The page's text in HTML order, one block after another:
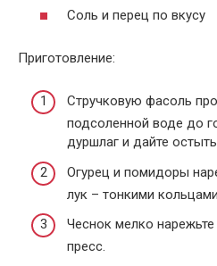
Соль и перец по вкусу
Приготовление:
Стручковую фасоль
подсоленной воде до
дуршлаг и дайте
Огурец и помидоры
лук – тонкими кольцами.
Чеснок мелко нарежьте
пресс.